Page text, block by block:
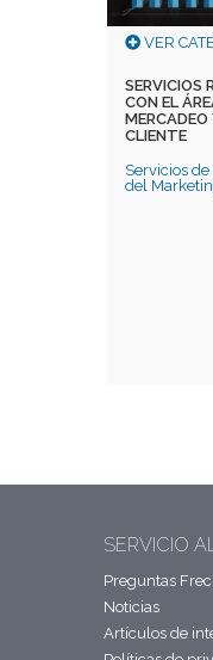
VER
SERVICIOS
CON EL
MERCADEO
CLIENTE
Servicios
del
SERVICIO
Preguntas
Noticias
Artículos de